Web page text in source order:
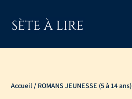
Accueil / ROMANS JEUNESSE (5 à 14 ans)